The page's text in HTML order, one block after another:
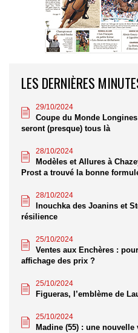
LES DERNIÈRES
29/10/2024
Coupe du Monde
seront (presque) tous là
28/10/2024
Modèles et Allures à
Prost a trouvé la bonne
28/10/2024
Inouchka des Joanins et
résilience
25/10/2024
Ventes aux Enchères :
affichage des prix ?
25/10/2024
Figueras, l’emblème de
25/10/2024
Madine (55) : une